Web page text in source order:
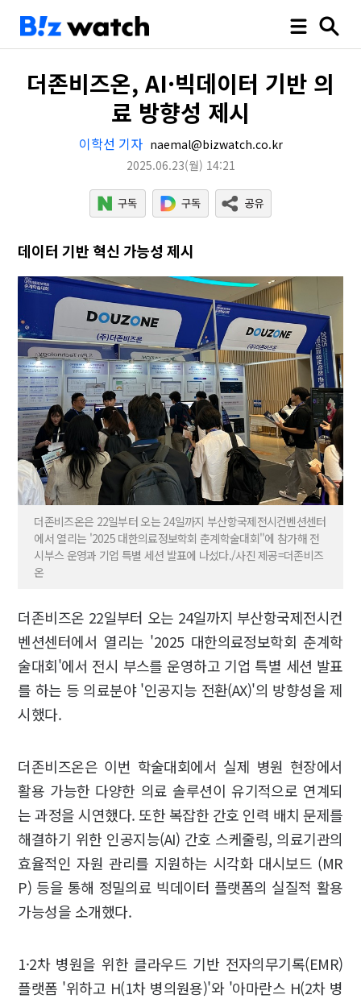
더존비즈온, AI·빅데이터 기반 의
료 방향성 제시
이학선 기자 naemal@bizwatch.co.kr
2025.06.23(월) 14:21
데이터 기반 혁신 가능성 제시
더존비즈온은 22일부터 오는 24일까지 부산항국제전시컨벤션센터
에서 열리는 '2025 대한의료정보학회 춘계학술대회''에 참가해 전
시부스 운영과 기업 특별 세션 발표에 나섰다./사진 제공=더존비즈
온
더존비즈온 22일부터 오는 24일까지 부산항국제전시컨
벤션센터에서 열리는 '2025 대한의료정보학회 춘계학
술대회'에서 전시 부스를 운영하고 기업 특별 세션 발표
를 하는 등 의료분야 '인공지능 전환(AX)'의 방향성을 제
시했다.
더존비즈온은 이번 학술대회에서 실제 병원 현장에서
활용 가능한 다양한 의료 솔루션이 유기적으로 연계되
는 과정을 시연했다. 또한 복잡한 간호 인력 배치 문제를
해결하기 위한 인공지능(AI) 간호 스케줄링, 의료기관의
효율적인 자원 관리를 지원하는 시각화 대시보드 (MR
P) 등을 통해 정밀의료 빅데이터 플랫폼의 실질적 활용
가능성을 소개했다.
1·2차 병원을 위한 클라우드 기반 전자의무기록(EMR)
플랫폼 '위하고 H(1차 병의원용)'와 '아마란스 H(2차 병